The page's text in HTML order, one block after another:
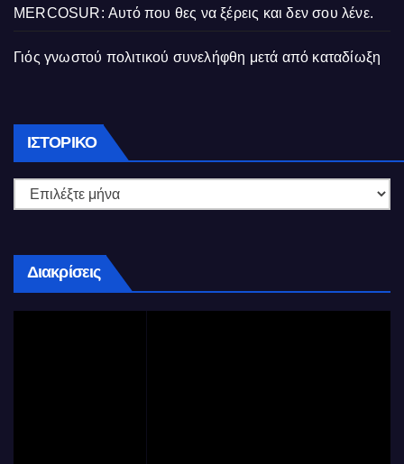
MERCOSUR: Αυτό που θες να ξέρεις και δεν σου λένε.
Γιός γνωστού πολιτικού συνελήφθη μετά από καταδίωξη
ΙΣΤΟΡΙΚΌ Ιστορικό
Διακρίσεις